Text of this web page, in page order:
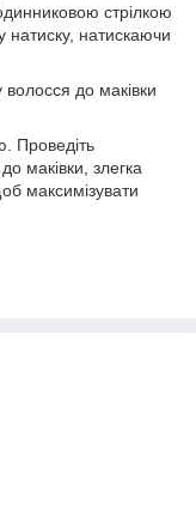
стрілкою
натиску, натискаючи
волосся до маківки
Проведіть
маківки, злегка
максимізувати